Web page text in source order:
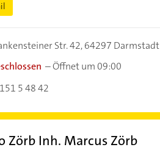
Str. 42,64297 Darmstadt
–Öffnet um 09:00
5 48 42
Zörb Inh. Marcus Zörb